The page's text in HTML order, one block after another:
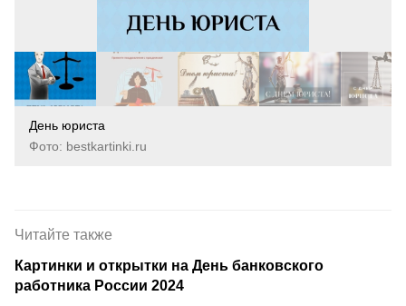
День юриста
Фото: bestkartinki.ru
Читайте также
Картинки и открытки на День банковского
работника России 2024